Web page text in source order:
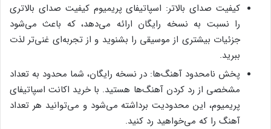
کیفیت صدای بالاتر: اسپاتیفای پریمیوم کیفیت صدای بالاتری
را نسبت به نسخه رایگان ارائه می‌دهد، که باعث می‌شود
جزئیات بیشتری از موسیقی را بشنوید و از تجربه‌ای غنی‌تر لذت
ببرید.
پخش نامحدود آهنگ‌ها: در نسخه رایگان، شما محدود به تعداد
مشخصی از رد کردن آهنگ‌ها هستید. با خرید اکانت اسپاتیفای
پریمیوم، این محدودیت برداشته می‌شود و می‌توانید هر تعداد
آهنگ را که می‌خواهید رد کنید.